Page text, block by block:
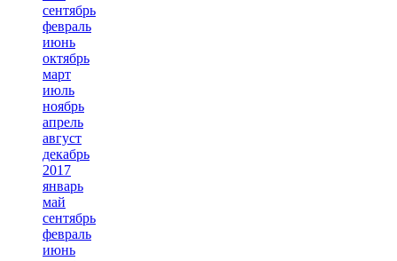
сентябрь
февраль
июнь
октябрь
март
июль
ноябрь
апрель
август
декабрь
2017
январь
май
сентябрь
февраль
июнь